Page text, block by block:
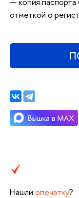
отметкой о
Нашли опечатку?